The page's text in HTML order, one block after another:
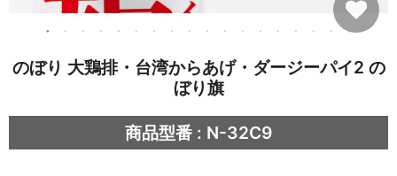
のぼり 大鶏排・台湾からあげ・ダージーパイ2 の
ぼり旗
商品型番 : N-32C9